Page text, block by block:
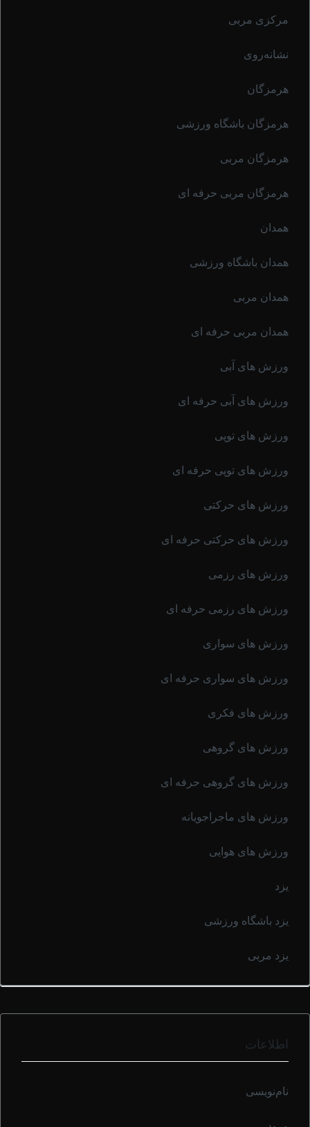
مرکزی مربی
نشانه‌روی
هرمزگان
هرمزگان باشگاه ورزشی
هرمزگان مربی
هرمزگان مربی حرفه ای
همدان
همدان باشگاه ورزشی
همدان مربی
همدان مربی حرفه ای
ورزش های آبی
ورزش های آبی حرفه ای
ورزش های توپی
ورزش های توپی حرفه ای
ورزش های حرکتی
ورزش های حرکتی حرفه ای
ورزش های رزمی
ورزش های رزمی حرفه ای
ورزش های سواری
ورزش های سواری حرفه ای
ورزش های فکری
ورزش های گروهی
ورزش های گروهی حرفه ای
ورزش های ماجراجویانه
ورزش های هوایی
یزد
یزد باشگاه ورزشی
یزد مربی
اطلاعات
نام‌نویسی